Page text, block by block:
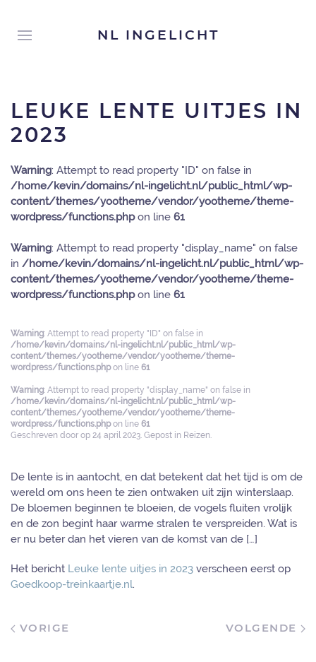
NL INGELICHT
LEUKE LENTE UITJES IN
2023
Warning: Attempt to read property "ID" on false in
/home/kevin/domains/nl-ingelicht.nl/public_html/wp-
content/themes/yootheme/vendor/yootheme/theme-
wordpress/functions.phpon line 61
Warning: Attempt to read property "display_name" on false
in /home/kevin/domains/nl-ingelicht.nl/public_html/wp-
content/themes/yootheme/vendor/yootheme/theme-
wordpress/functions.phpon line 61
Warning: Attempt to read property "ID" on false in
/home/kevin/domains/nl-ingelicht.nl/public_html/wp-
content/themes/yootheme/vendor/yootheme/theme-
wordpress/functions.phpon line 61
Warning: Attempt to read property "display_name" on false in
/home/kevin/domains/nl-ingelicht.nl/public_html/wp-
content/themes/yootheme/vendor/yootheme/theme-
wordpress/functions.phpon line 61
Geschreven door op 24 april 2023. Gepost in Reizen.
De lente is in aantocht, en dat betekent dat het tijd is om de
wereld om ons heen te zien ontwaken uit zijn winterslaap.
De bloemen beginnen te bloeien, de vogels fluiten vrolijk
en de zon begint haar warme stralen te verspreiden. Wat is
er nu beter dan het vieren van de komst van de […]
Het bericht Leuke lente uitjes in 2023 verscheen eerst op
Goedkoop-treinkaartje.nl.
VORIGE VOLGENDE